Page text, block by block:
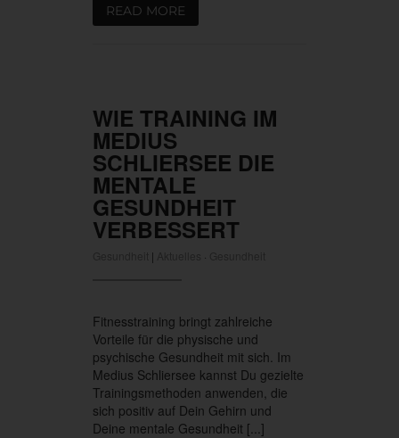
READ MORE
WIE TRAINING IM
MEDIUS
SCHLIERSEE DIE
MENTALE
GESUNDHEIT
VERBESSERT
| ·
Fitnesstraining bringt zahlreiche
Vorteile für die physische und
psychische Gesundheit mit sich. Im
Medius Schliersee kannst Du gezielte
Trainingsmethoden anwenden, die
sich positiv auf Dein Gehirn und
Deine mentale Gesundheit [...]